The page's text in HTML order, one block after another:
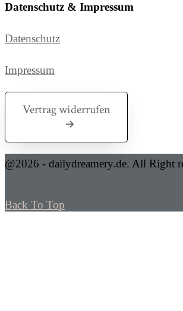
Datenschutz & Impressum
Datenschutz
Impressum
Vertrag widerrufen
@2026 - dailydreamery.de. All Right
Back To Top